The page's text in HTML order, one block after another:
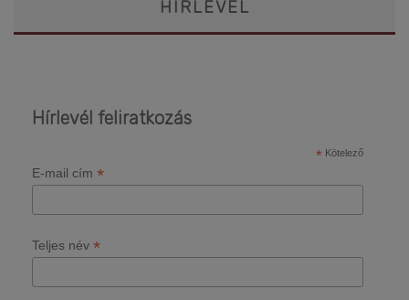
HÍRLEVÉL
Hírlevél feliratkozás
* Kötelező
E-mail cím *
Teljes név *